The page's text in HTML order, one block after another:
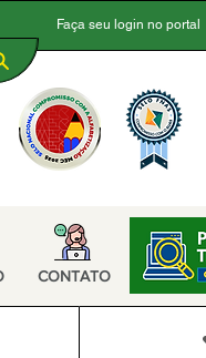
Faça seu login no portal
CONTATO